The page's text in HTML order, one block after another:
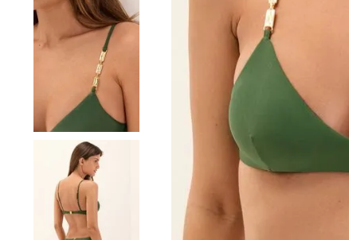
top tri